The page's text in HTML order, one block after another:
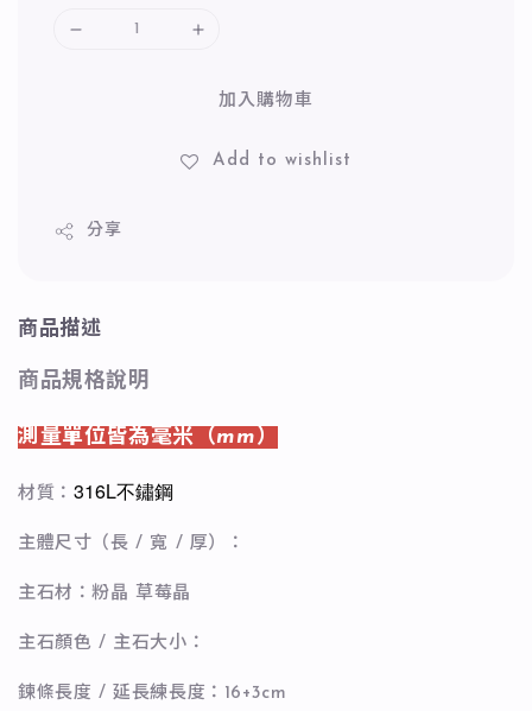
加入購物車
Add to wishlist
分享
商品描述
商品規格說明
測量單位皆為毫米（mm）
材質： 316L不鏽鋼
主體尺寸（長 / 寬 / 厚）：
主石材：粉晶 草莓晶
主石顏色 / 主石大小：
鍊條長度 / 延長練長度：16+3cm